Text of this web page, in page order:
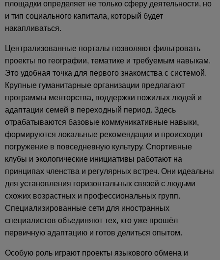
площадки определяет не только сферу деятельности, но
и тип социального капитала, который будет
накапливаться.
Централизованные порталы позволяют фильтровать
проекты по географии, тематике и требуемым навыкам.
Это удобная точка для первого знакомства с системой.
Крупные гуманитарные организации предлагают
программы менторства, поддержки пожилых людей и
адаптации семей в переходный период. Здесь
отрабатываются базовые коммуникативные навыки,
формируются локальные рекомендации и происходит
погружение в повседневную культуру. Спортивные
клубы и экологические инициативы работают на
принципах членства и регулярных встреч. Они идеальны
для установления горизонтальных связей с людьми
схожих возрастных и профессиональных групп.
Специализированные сети для иностранных
специалистов объединяют тех, кто уже прошёл
первичную адаптацию и готов делиться опытом.
Особую роль играют проекты языкового обмена и